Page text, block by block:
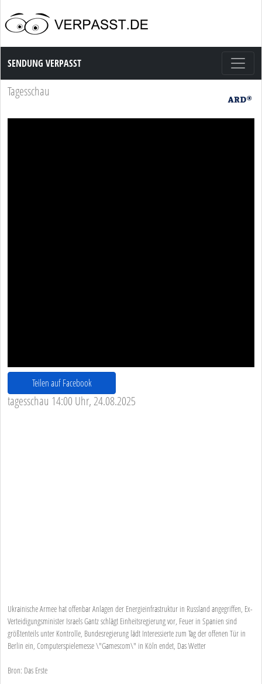
Sendung Verpasst
SENDUNG VERPASST
Tagesschau
Teilen auf Facebook
tagesschau 14:00 Uhr, 24.08.2025
Ukrainische Armee hat offenbar Anlagen der Energieinfrastruktur in Russland angegriffen, Ex-
Verteidigungsminister Israels Gantz schlägt Einheitsregierung vor, Feuer in Spanien sind
größtenteils unter Kontrolle, Bundesregierung lädt Interessierte zum Tag der offenen Tür in
Berlin ein, Computerspielemesse \"Gamescom\" in Köln endet, Das Wetter
Bron: Das Erste